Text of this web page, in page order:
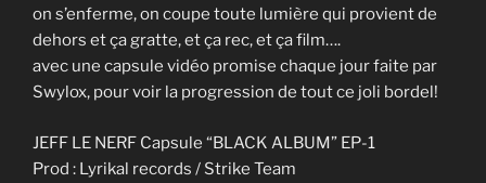
on s’enferme, on coupe toute lumière qui provient de
dehors et ça gratte, et ça rec, et ça film….
avec une capsule vidéo promise chaque jour faite par
Swylox, pour voir la progression de tout ce joli bordel!
JEFF LE NERF Capsule “BLACK ALBUM” EP-1
Prod : Lyrikal records / Strike Team